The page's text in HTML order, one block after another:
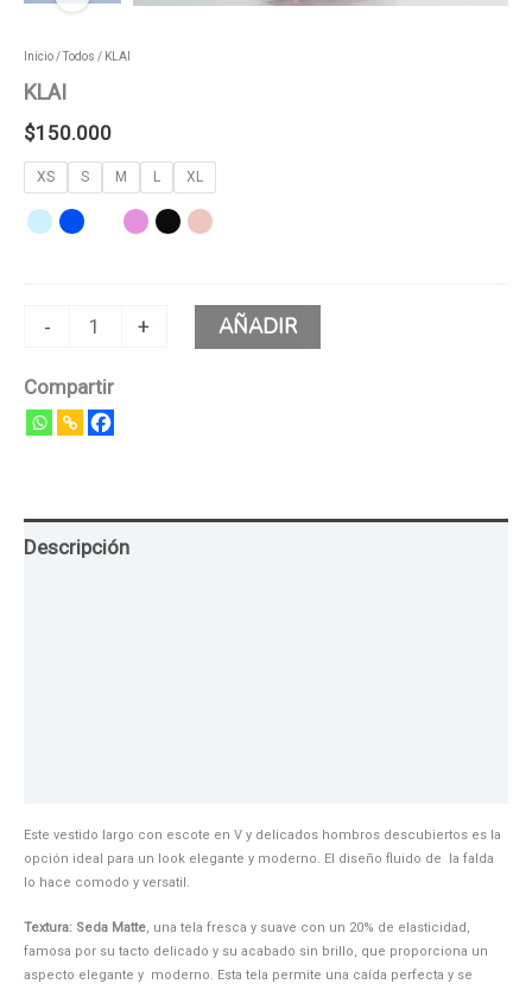
Inicio/Todos / KLAI
KLAI
$150.000
XS S M L XL
- + AÑADIR
Compartir
Descripción
Este vestido largo con escote en V y delicados hombros descubiertos es la
opción ideal para un look elegante y moderno. El diseño fluido de la falda
lo hace comodo y versatil.
Textura: Seda Matte, una tela fresca y suave con un 20% de elasticidad,
famosa por su tacto delicado y su acabado sin brillo, que proporciona un
aspecto elegante y moderno. Esta tela permite una caída perfecta y se